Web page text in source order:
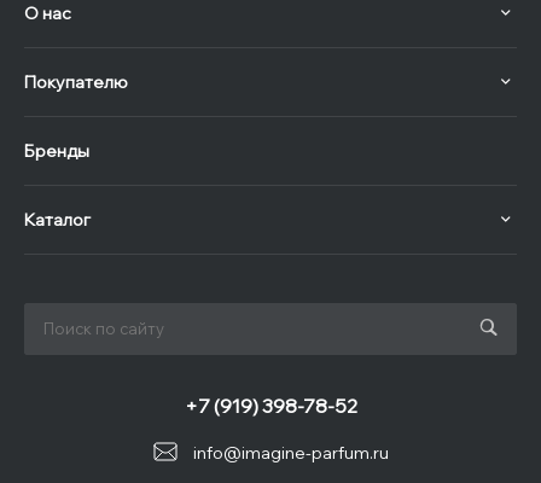
О нас
Покупателю
Бренды
Каталог
info@imagine-parfum.ru
+7 (919) 398-78-52